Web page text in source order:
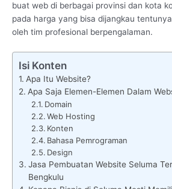
buat web di berbagai provinsi dan kota
pada harga yang bisa dijangkau
oleh tim profesional berpengalaman.
Isi Konten
Apa Itu Website?
Apa Saja Elemen-Elemen Dalam
Domain
Web Hosting
Konten
Bahasa Pemrograman
Design
Jasa Pembuatan Website Seluma
Bengkulu